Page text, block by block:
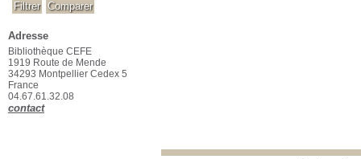
Adresse
Bibliothèque CEFE
1919 Route de Mende
34293 Montpellier Cedex 5
France
04.67.61.32.08
contact